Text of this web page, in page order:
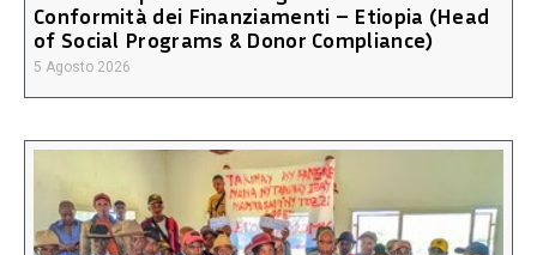
Conformità dei Finanziamenti – Etiopia (Head
of Social Programs & Donor Compliance)
5 Agosto 2026